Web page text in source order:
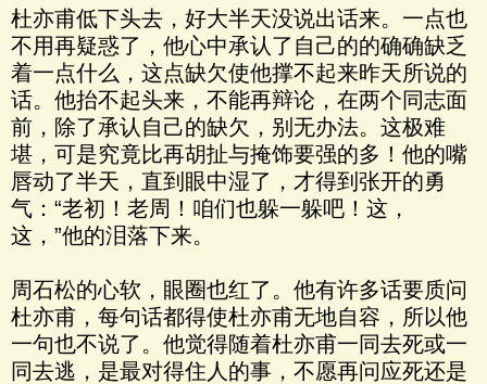
杜亦甫低下头去，好大半天没说出话来。一点也
不用再疑惑了，他心中承认了自己的的确确缺乏
着一点什么，这点缺欠使他撑不起来昨天所说的
话。他抬不起头来，不能再辩论，在两个同志面
前，除了承认自己的缺欠，别无办法。这极难
堪，可是究竟比再胡扯与掩饰要强的多！他的嘴
唇动了半天，直到眼中湿了，才得到张开的勇
气：“老初！老周！咱们也躲一躲吧！这，
这，”他的泪落下来。
周石松的心软，眼圈也红了。他有许多话要质问
杜亦甫，每句话都得使杜亦甫无地自容，所以他
一句也不说了。他觉得随着杜亦甫一同去死或一
同去逃，是最对得住人的事，不愿再问应死还是